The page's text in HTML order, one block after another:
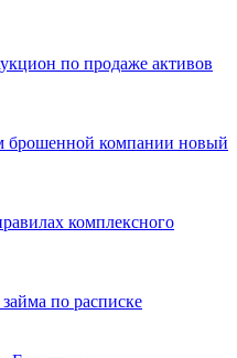
по продаже активов
брошенной компании новый
комплексного
по расписке